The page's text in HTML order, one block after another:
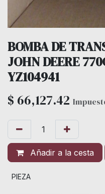
BOMBA DE
JOHN DEERE
YZ104941
$ 66,127.42
Añadir a la cesta
PIEZA